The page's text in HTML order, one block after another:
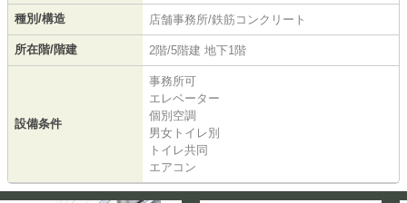
種別/構造 店舗事務所/鉄筋コンクリート
所在階/階建 2階/5階建 地下1階
設備条件
事務所可
エレベーター
個別空調
男女トイレ別
トイレ共同
エアコン